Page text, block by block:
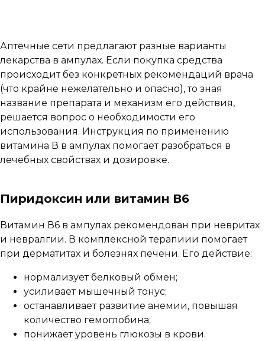
Аптечные сети предлагают разные варианты
лекарства в ампулах. Если покупка средства
происходит без конкретных рекомендаций врача
(что крайне нежелательно и опасно), то зная
название препарата и механизм его действия,
решается вопрос о необходимости его
использования. Инструкция по применению
витамина В в ампулах помогает разобраться в
лечебных свойствах и дозировке.
Пиридоксин или витамин В6
Витамин В6 в ампулах рекомендован при невритах
и невралгии. В комплексной терапиии помогает
при дерматитах и болезнях печени. Его действие:
нормализует белковый обмен;
усиливает мышечный тонус;
останавливает развитие анемии, повышая
количество гемоглобина;
понижает уровень глюкозы в крови.